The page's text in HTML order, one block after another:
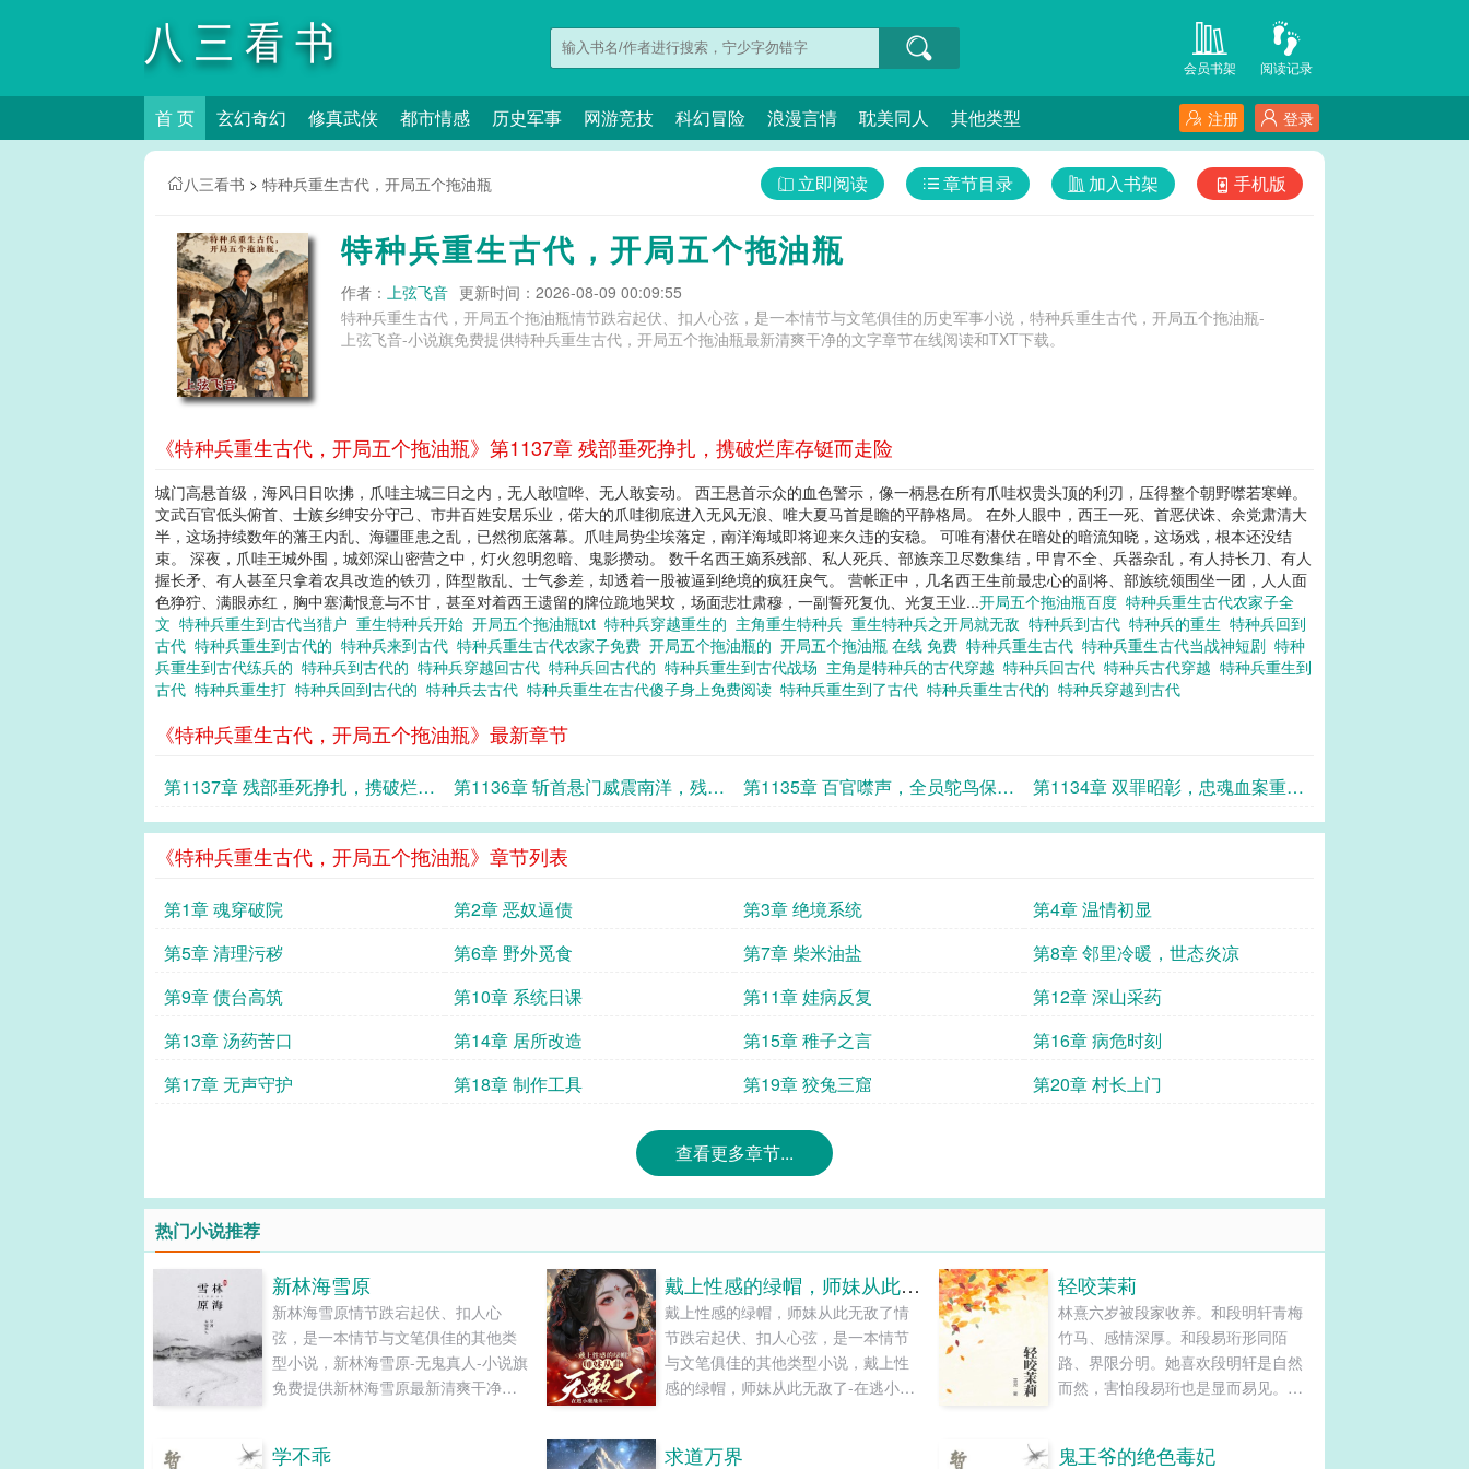
八三看书 阅读记录
会员书架
首 页 玄幻奇幻 修真武侠 都市情感 历史军事 网游竞技 科幻冒险 浪漫言情 耽美同人 其他类型 登录
注册
八三看书 > 特种兵重生古代，开局五个拖油瓶 手机版
加入书架
章节目录
立即阅读
特种兵重生古代，开局五个拖油瓶
作者： 上弦飞音 更新时间：2026-08-09 00:09:55
特种兵重生古代，开局五个拖油瓶情节跌宕起伏、扣人心弦，是一本情节与文笔俱佳的历史军事小说，特种兵重生古代，开局五个拖油瓶-
上弦飞音-小说旗免费提供特种兵重生古代，开局五个拖油瓶最新清爽干净的文字章节在线阅读和TXT下载。
《特种兵重生古代，开局五个拖油瓶》第1137章 残部垂死挣扎，携破烂库存铤而走险
城门高悬首级，海风日日吹拂，爪哇主城三日之内，无人敢喧哗、无人敢妄动。 西王悬首示众的血色警示，像一柄悬在所有爪哇权贵头顶的利刃，压得整个朝野噤若寒蝉。
文武百官低头俯首、士族乡绅安分守己、市井百姓安居乐业，偌大的爪哇彻底进入无风无浪、唯大夏马首是瞻的平静格局。 在外人眼中，西王一死、首恶伏诛、余党肃清大
半，这场持续数年的藩王内乱、海疆匪患之乱，已然彻底落幕。爪哇局势尘埃落定，南洋海域即将迎来久违的安稳。 可唯有潜伏在暗处的暗流知晓，这场戏，根本还没结
束。 深夜，爪哇王城外围，城郊深山密营之中，灯火忽明忽暗、鬼影攒动。 数千名西王嫡系残部、私人死兵、部族亲卫尽数集结，甲胄不全、兵器杂乱，有人持长刀、有人
握长矛、有人甚至只拿着农具改造的铁刃，阵型散乱、士气参差，却透着一股被逼到绝境的疯狂戾气。 营帐正中，几名西王生前最忠心的副将、部族统领围坐一团，人人面
色狰狞、满眼赤红，胸中塞满恨意与不甘，甚至对着西王遗留的牌位跪地哭坟，场面悲壮肃穆，一副誓死复仇、光复王业...开局五个拖油瓶百度 特种兵重生古代农家子全
文 特种兵重生到古代当猎户 重生特种兵开始 开局五个拖油瓶txt 特种兵穿越重生的 主角重生特种兵 重生特种兵之开局就无敌 特种兵到古代 特种兵的重生 特种兵回到
古代 特种兵重生到古代的 特种兵来到古代 特种兵重生古代农家子免费 开局五个拖油瓶的 开局五个拖油瓶 在线 免费 特种兵重生古代 特种兵重生古代当战神短剧 特种
兵重生到古代练兵的 特种兵到古代的 特种兵穿越回古代 特种兵回古代的 特种兵重生到古代战场 主角是特种兵的古代穿越 特种兵回古代 特种兵古代穿越 特种兵重生到
古代 特种兵重生打 特种兵回到古代的 特种兵去古代 特种兵重生在古代傻子身上免费阅读 特种兵重生到了古代 特种兵重生古代的 特种兵穿越到古代
《特种兵重生古代，开局五个拖油瓶》最新章节
第1137章 残部垂死挣扎，携破烂库
存铤而走险
第1136章 斩首悬门威震南洋，残部
蛰伏暗流涌动
第1135章 百官噤声，全员鸵鸟保命
卖惨切割
第1134章 双罪昭彰，忠魂血案重翻
篇
《特种兵重生古代，开局五个拖油瓶》章节列表
第1章 魂穿破院 第2章 恶奴逼债 第3章 绝境系统
第4章 温情初显
第5章 清理污秽
第6章 野外觅食 第7章 柴米油盐
第8章 邻里冷暖，世态炎凉
第9章 债台高筑
第10章 系统日课 第11章 娃病反复
第12章 深山采药
第13章 汤药苦口
第14章 居所改造 第15章 稚子之言
第16章 病危时刻
第17章 无声守护
第18章 制作工具 第19章 狡兔三窟 第20章 村长上门
查看更多章节...
热门小说推荐
新林海雪原
新林海雪原情节跌宕起伏、扣人心
弦，是一本情节与文笔俱佳的其他类
型小说，新林海雪原-无鬼真人-小说旗
免费提供新林海雪原最新清爽干净的
戴上性感的绿帽，师妹从此无敌了
戴上性感的绿帽，师妹从此无敌了情
节跌宕起伏、扣人心弦，是一本情节
与文笔俱佳的其他类型小说，戴上性
感的绿帽，师妹从此无敌了-在逃小糜
章节在线阅读和TXT下载。...
轻咬茉莉
林熹六岁被段家收养。和段明轩青梅
竹马、感情深厚。和段易珩形同陌
路、界限分明。她喜欢段明轩是自然
而然，害怕段易珩也是显而易见。可
爱人。【年龄差6岁+双洁+暗恋+追妻
学不乖 求道万界 鬼王爷的绝色毒妃